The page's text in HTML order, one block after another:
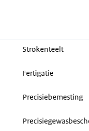
Strokenteelt
Fertigatie
Precisiebemesting